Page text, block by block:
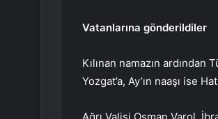
Vatanlarına gönderildiler
Kılınan namazın ardından
Yozgat’a, Ay’ın naaşı ise